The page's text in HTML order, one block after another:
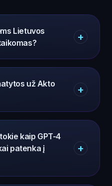
Lietuvos
+
už Akto
+
kaip GPT-4
patenka į
+